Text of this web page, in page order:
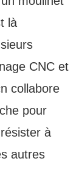
là
CNC et
collabore
pour
à
autres